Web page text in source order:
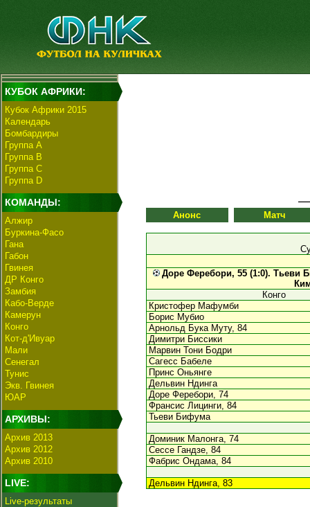
КУБОК АФРИКИ:
Кубок Африки 2015
Календарь
Бомбардиры
Группа А
Группа В
Группа C
Группа D
КОМАНДЫ:
Алжир
Буркина-Фасо
Гана
Габон
Гвинея
ДР Конго
Замбия
Кабо-Верде
Камерун
Конго
Кот-д'Ивуар
Мали
Сенегал
Тунис
Экв. Гвинея
ЮАР
АРХИВЫ:
Архив 2013
Архив 2012
Архив 2010
LIVE:
Live-результаты
Анонс Матч
Доре Феребори, 55 (1:0).Тьеви
Конго
Кристофер Мафумби
Борис Мубио
Арнольд Бука Муту, 84
Димитри Биссики
Марвин Тони Бодри
Сагесс Бабеле
Принс Оньянге
Дельвин Ндинга
Доре Феребори, 74
Франсис Лицинги, 84
Тьеви Бифума
Доминик Малонга, 74
Сессе Гандзе, 84
Фабрис Ондама, 84
Дельвин Ндинга, 83